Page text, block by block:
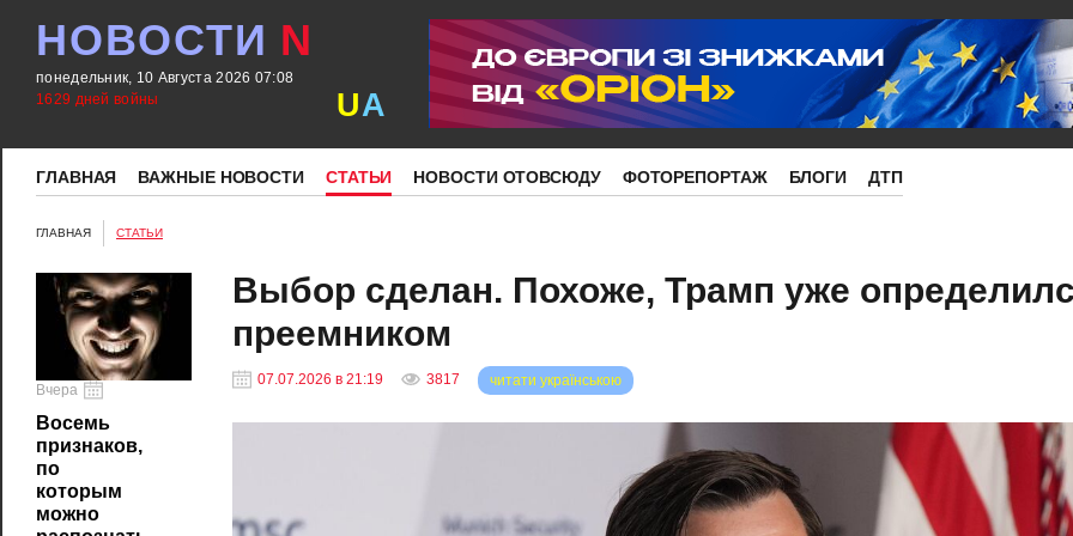
НОВОСТИ N
понедельник, 10 Августа 2026 07:08
1629 дней войны
UA
ГЛАВНАЯ ВАЖНЫЕ НОВОСТИ СТАТЬИ НОВОСТИ ОТОВСЮДУ ФОТОРЕПОРТАЖ БЛОГИ ДТП
ГЛАВНАЯ СТАТЬИ
Вчера
Восемь
признаков,
по
которым
можно
Выбор сделан. Похоже, Трамп уже
преемником
07.07.2026 в 21:19 3817 читати українською